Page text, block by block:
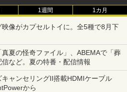
1週間 1カ月
像がカプセルトイに。全5種で8月下
夏の怪奇ファイル」、ABEMAで「葬
など。夏の特番・配信情報
ャンセリングII搭載HDMIケーブル
から